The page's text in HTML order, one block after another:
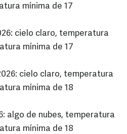
mínima de 17
cielo claro, temperatura
mínima de 17
cielo claro, temperatura
mínima de 18
algo de nubes, temperatura
mínima de 18